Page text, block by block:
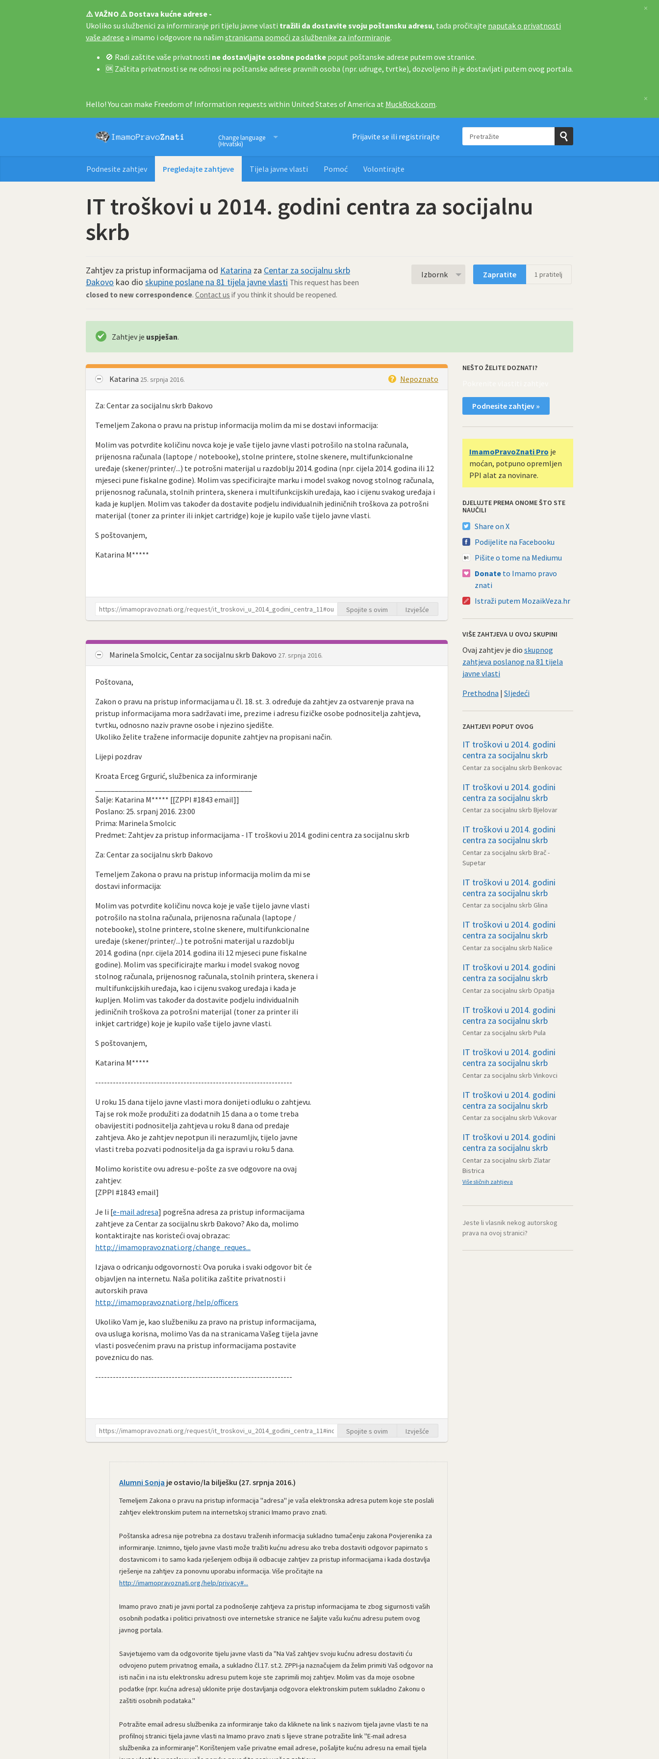
⚠️ VAŽNO ⚠️ Dostava kućne adrese -
Ukoliko su službenici za informiranje pri tijelu javne vlasti tražili da dostavite svoju poštansku adresu, tada pročitajte naputak o privatnosti
vaše adrese a imamo i odgovore na našim stranicama pomoći za službenike za informiranje.
🚫 Radi zaštite vaše privatnosti ne dostavljajte osobne podatke poput poštanske adrese putem ove stranice.
🆗 Zaštita privatnosti se ne odnosi na poštanske adrese pravnih osoba (npr. udruge, tvrtke), dozvoljeno ih je dostavljati putem ovog portala.
×
Hello! You can make Freedom of Information requests within United States of America at MuckRock.com.
×
Imamo pravo znati
Change language
(Hrvatski)
Prijavite se ili registrirajte Pretražite
Pošaljite
Podnesite zahtjev Pregledajte zahtjeve Tijela javne vlasti Pomoć Volontirajte
IT troškovi u 2014. godini centra za socijalnu
skrb
Zahtjev za pristup informacijama od Katarina za Centar za socijalnu skrb
Đakovo kao dio skupine poslane na 81 tijela javne vlasti This request has been
closed to new correspondence. Contact us if you think it should be reopened.
Izbornk Zapratite 1 pratitelj
Zahtjev je uspješan.
Katarina 25. srpnja 2016. Nepoznato
Za: Centar za socijalnu skrb Đakovo
Temeljem Zakona o pravu na pristup informacija molim da mi se dostavi informacija:
Molim vas potvrdite količinu novca koje je vaše tijelo javne vlasti potrošilo na stolna računala,
prijenosna računala (laptope / notebooke), stolne printere, stolne skenere, multifunkcionalne
uređaje (skener/printer/...) te potrošni materijal u razdoblju 2014. godina (npr. cijela 2014. godina ili 12
mjeseci pune fiskalne godine). Molim vas specificirajte marku i model svakog novog stolnog računala,
prijenosnog računala, stolnih printera, skenera i multifunkcijskih uređaja, kao i cijenu svakog uređaja i
kada je kupljen. Molim vas također da dostavite podjelu individualnih jediničnih troškova za potrošni
materijal (toner za printer ili inkjet cartridge) koje je kupilo vaše tijelo javne vlasti.
S poštovanjem,
Katarina M*****
Spojite s ovim Izvješće
Marinela Smolcic, Centar za socijalnu skrb Đakovo 27. srpnja 2016.
Poštovana,
Zakon o pravu na pristup informacijama u čl. 18. st. 3. određuje da zahtjev za ostvarenje prava na
pristup informacijama mora sadržavati ime, prezime i adresu fizičke osobe podnositelja zahtjeva,
tvrtku, odnosno naziv pravne osobe i njezino sjedište.
Ukoliko želite tražene informacije dopunite zahtjev na propisani način.
Lijepi pozdrav
Kroata Erceg Grgurić, službenica za informiranje
Šalje: Katarina M***** [[ZPPI #1843 email]]
Poslano: 25. srpanj 2016. 23:00
Prima: Marinela Smolcic
Predmet: Zahtjev za pristup informacijama - IT troškovi u 2014. godini centra za socijalnu skrb
Za: Centar za socijalnu skrb Đakovo
Temeljem Zakona o pravu na pristup informacija molim da mi se
dostavi informacija:
Molim vas potvrdite količinu novca koje je vaše tijelo javne vlasti
potrošilo na stolna računala, prijenosna računala (laptope /
notebooke), stolne printere, stolne skenere, multifunkcionalne
uređaje (skener/printer/...) te potrošni materijal u razdoblju
2014. godina (npr. cijela 2014. godina ili 12 mjeseci pune fiskalne
godine). Molim vas specificirajte marku i model svakog novog
stolnog računala, prijenosnog računala, stolnih printera, skenera i
multifunkcijskih uređaja, kao i cijenu svakog uređaja i kada je
kupljen. Molim vas također da dostavite podjelu individualnih
jediničnih troškova za potrošni materijal (toner za printer ili
inkjet cartridge) koje je kupilo vaše tijelo javne vlasti.
S poštovanjem,
Katarina M*****
-------------------------------------------------------------------
U roku 15 dana tijelo javne vlasti mora donijeti odluku o zahtjevu.
Taj se rok može produžiti za dodatnih 15 dana a o tome treba
obavijestiti podnositelja zahtjeva u roku 8 dana od predaje
zahtjeva. Ako je zahtjev nepotpun ili nerazumljiv, tijelo javne
vlasti treba pozvati podnositelja da ga ispravi u roku 5 dana.
Molimo koristite ovu adresu e-pošte za sve odgovore na ovaj
zahtjev:
[ZPPI #1843 email]
Je li [e-mail adresa] pogrešna adresa za pristup informacijama
zahtjeve za Centar za socijalnu skrb Đakovo? Ako da, molimo
kontaktirajte nas koristeći ovaj obrazac:
http://imamopravoznati.org/change_reques...
Izjava o odricanju odgovornosti: Ova poruka i svaki odgovor bit će
objavljen na internetu. Naša politika zaštite privatnosti i
autorskih prava
http://imamopravoznati.org/help/officers
Ukoliko Vam je, kao službeniku za pravo na pristup informacijama,
ova usluga korisna, molimo Vas da na stranicama Vašeg tijela javne
vlasti posvećenim pravu na pristup informacijama postavite
poveznicu do nas.
-------------------------------------------------------------------
Spojite s ovim Izvješće
Alumni Sonja je ostavio/la bilješku (27. srpnja 2016.)
Temeljem Zakona o pravu na pristup informacija "adresa" je vaša elektronska adresa putem koje ste poslali
zahtjev elektronskim putem na internetskoj stranici Imamo pravo znati.
Poštanska adresa nije potrebna za dostavu traženih informacija sukladno tumačenju zakona Povjerenika za
informiranje. Iznimno, tijelo javne vlasti može tražiti kućnu adresu ako treba dostaviti odgovor papirnato s
dostavnicom i to samo kada rješenjem odbija ili odbacuje zahtjev za pristup informacijama i kada dostavlja
rješenje na zahtjev za ponovnu uporabu informacija. Više pročitajte na
http://imamopravoznati.org/help/privacy#...
Imamo pravo znati je javni portal za podnošenje zahtjeva za pristup informacijama te zbog sigurnosti vaših
osobnih podatka i politici privatnosti ove internetske stranice ne šaljite vašu kućnu adresu putem ovog
javnog portala.
Savjetujemo vam da odgovorite tijelu javne vlasti da "Na Vaš zahtjev svoju kućnu adresu dostaviti ću
odvojeno putem privatnog emaila, a sukladno čl.17. st.2. ZPPI-ja naznačujem da želim primiti Vaš odgovor na
isti način i na istu elektronsku adresu putem koje ste zaprimili moj zahtjev. Molim vas da moje osobne
podatke (npr. kućna adresa) uklonite prije dostavljanja odgovora elektronskim putem sukladno Zakonu o
zaštiti osobnih podataka."
Potražite email adresu službenika za informiranje tako da kliknete na link s nazivom tijela javne vlasti te na
profilnoj stranici tijela javne vlasti na Imamo pravo znati s lijeve strane potražite link "E-mail adresa
službenika za informiranje". Korištenjem vaše privatne email adrese, pošaljite kućnu adresu na email tijela
NEŠTO ŽELITE DOZNATI?
Podnesite zahtjev »
ImamoPravoZnati Pro je
moćan, potpuno opremljen
PPI alat za novinare.
DJELUJTE PREMA ONOME ŠTO STE
NAUČILI
Share on X
Podijelite na Facebooku
Pišite o tome na Mediumu
Donate to Imamo pravo
znati
Istraži putem MozaikVeza.hr
VIŠE ZAHTJEVA U OVOJ SKUPINI
Ovaj zahtjev je dio skupnog
zahtjeva poslanog na 81 tijela
javne vlasti
Prethodna | Sljedeći
ZAHTJEVI POPUT OVOG
IT troškovi u 2014. godini
centra za socijalnu skrb
Centar za socijalnu skrb Benkovac
IT troškovi u 2014. godini
centra za socijalnu skrb
Centar za socijalnu skrb Bjelovar
IT troškovi u 2014. godini
centra za socijalnu skrb
Centar za socijalnu skrb Brač -
Supetar
IT troškovi u 2014. godini
centra za socijalnu skrb
Centar za socijalnu skrb Glina
IT troškovi u 2014. godini
centra za socijalnu skrb
Centar za socijalnu skrb Našice
IT troškovi u 2014. godini
centra za socijalnu skrb
Centar za socijalnu skrb Opatija
IT troškovi u 2014. godini
centra za socijalnu skrb
Centar za socijalnu skrb Pula
IT troškovi u 2014. godini
centra za socijalnu skrb
Centar za socijalnu skrb Vinkovci
IT troškovi u 2014. godini
centra za socijalnu skrb
Centar za socijalnu skrb Vukovar
IT troškovi u 2014. godini
centra za socijalnu skrb
Centar za socijalnu skrb Zlatar
Bistrica
Više sličnih zahtjeva
Jeste li vlasnik nekog autorskog
prava na ovoj stranici?